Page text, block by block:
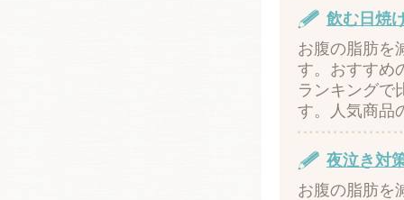
飲む日焼
お腹の脂肪を
す。おすすめ
ランキングで
す。人気商品
夜泣き対
お腹の脂肪を